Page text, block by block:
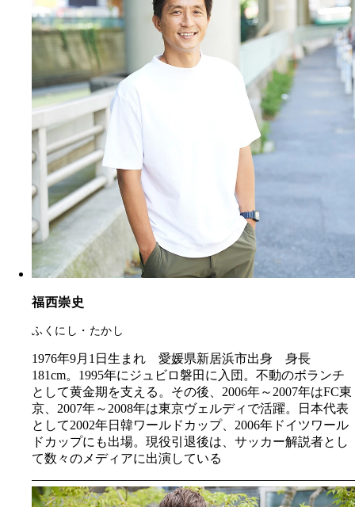
福西崇史
ふくにし・たかし
1976年9月1日生まれ 愛媛県新居浜市出身 身長
181cm。1995年にジュビロ磐田に入団。不動のボランチ
として黄金期を支える。その後、2006年～2007年はFC東
京、2007年～2008年は東京ヴェルディで活躍。日本代表
として2002年日韓ワールドカップ、2006年ドイツワール
ドカップにも出場。現役引退後は、サッカー解説者とし
て数々のメディアに出演している